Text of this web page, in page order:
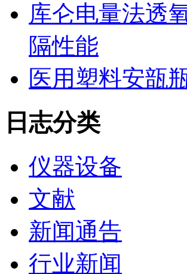
库仑电量法透
隔性能
医用塑料安瓿
日志分类
仪器设备
文献
新闻通告
行业新闻